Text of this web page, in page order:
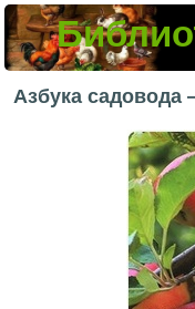
Азбука
▼